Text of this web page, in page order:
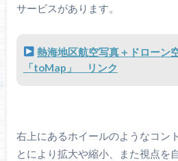
サービスがあります。
熱海地区航空写真＋ドローン
「toMap」 リンク
右上にあるホイールのようなコン
とにより拡大や縮小、また視点を